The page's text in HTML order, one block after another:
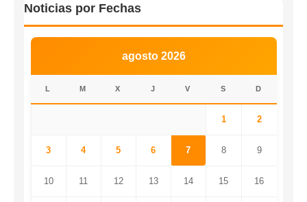
Noticias por Fechas
agosto 2026
L M X J V S D
1 2
3 4 5 6 7 8 9
10 11 12 13 14 15 16